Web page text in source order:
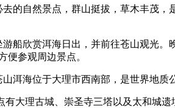
去的自然景点，群山挺拔，草木丰茂
游船欣赏洱海日出，并前往苍山观光
便参观周边景点。
洱海位于大理市西南部，是世界地质
有大理古城、崇圣寺三塔以及太和城